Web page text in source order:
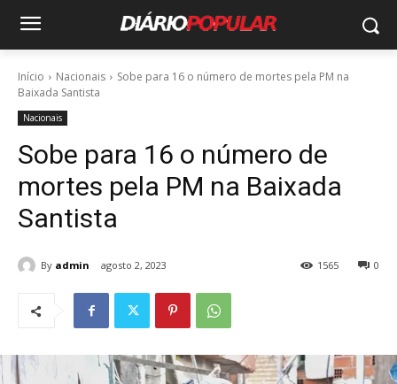
Início Nacionais
Sobe para 16 o número de mortes pela PM na
Baixada Santista
Nacionais
Sobe para 16 o número de
mortes pela PM na Baixada
Santista
By admin agosto 2, 2023 0
1565